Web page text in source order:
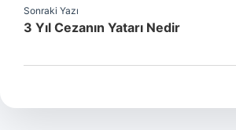
Sonraki Yazı
3 Yıl Cezanın Yatarı Nedir